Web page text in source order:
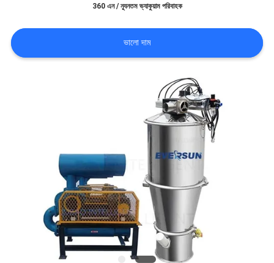
করুন
গোপনীয়তা
360 এন / ন্যূনতম ভ্যাকুয়াম পরিবাহক
ভালো দাম